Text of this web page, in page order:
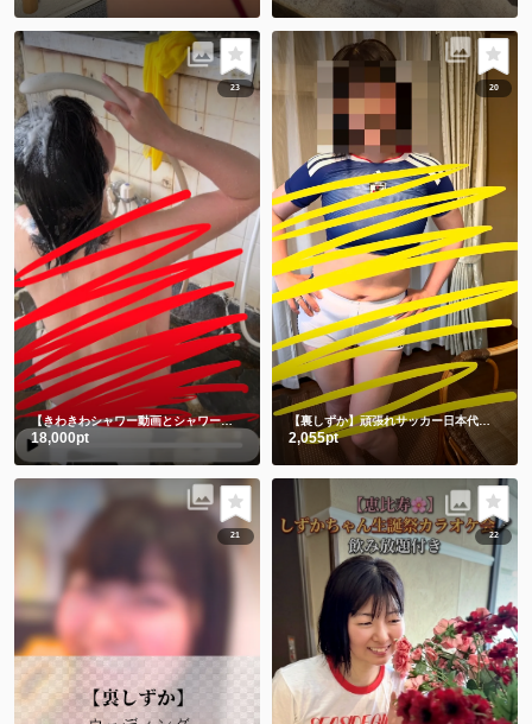
23
【きわきわシャワー動画とシャワー後写真】朝シャワーでさっぱり💗
18,000pt
20
2,055pt
21 22